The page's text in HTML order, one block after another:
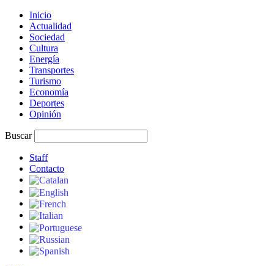
Inicio
Actualidad
Sociedad
Cultura
Energía
Transportes
Turismo
Economía
Deportes
Opinión
Buscar
Staff
Contacto